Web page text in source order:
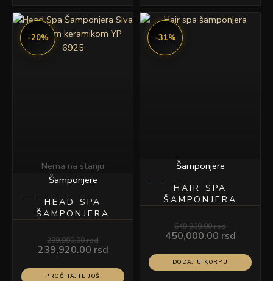
-20%
Nema na stanju
Šamponjere
HEAD SPA
ŠAMPONJERA
KERAMIKOM YP
6925
299,900.00rsd
Originalna
cena
je
bila:
239,920.00 rsd
Trenutna
cena
je:
239,920.00 rsd.
PROČITAJTE JOŠ
-31%
Šamponjere
HAIR SPA
ŠAMPONJERA
649,900.00rsd
Originalna
cena
je
bila:
450,000.00 rsd
DODAJ U KORPU